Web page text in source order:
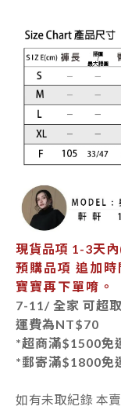
現貨品項 1-3天內
預購品項 追加時
寶寶再下單唷。
7-11/ 全家 可超
運費為NT$70
*超商滿$1500免
*郵寄滿$1800免
如有未取紀錄 本